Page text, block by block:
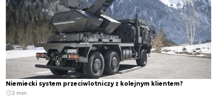
Niemiecki system przeciwlotniczy z kolejnym klientem?
2 min.